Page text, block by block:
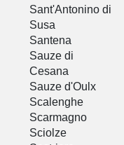
Sant'Antonino di
Susa
Santena
Sauze di
Cesana
Sauze d'Oulx
Scalenghe
Scarmagno
Sciolze